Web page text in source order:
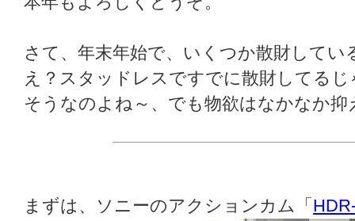
さて、年末年始で、いくつか散財して
え？スタッドレスですでに散財してる
そうなのよね～、でも物欲はなかなか抑
まずは、ソニーのアクションカム「